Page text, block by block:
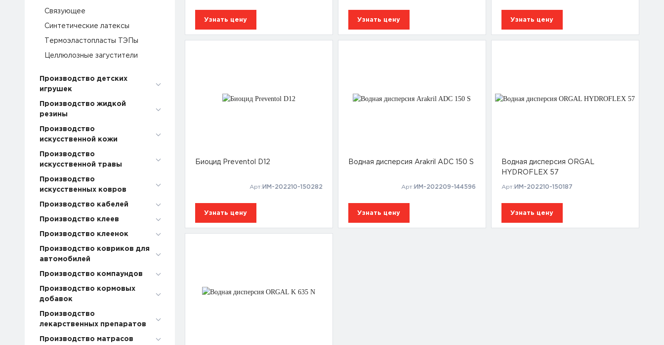
Связующее
Синтетические латексы
Термоэластопласты ТЭПы
Целлюлозные загустители
Производство детских
игрушек
Производство жидкой
резины
Производство
искусственной кожи
Производство
искусственной травы
Производство
искусственных ковров
Производство кабелей
Производство клеев
Производство клеенок
Производство ковриков для
автомобилей
Производство компаундов
Производство кормовых
добавок
Производство
лекарственных препаратов
Производство матрасов
Узнать цену Узнать цену Узнать цену
Биоцид Preventol D12
Арт: ИМ-202210-150282
Узнать цену
Водная дисперсия Arakril ADC 150 S
Арт: ИМ-202209-144596
Узнать цену
Водная дисперсия ORGAL
HYDROFLEX 57
Арт: ИМ-202210-150187
Узнать цену